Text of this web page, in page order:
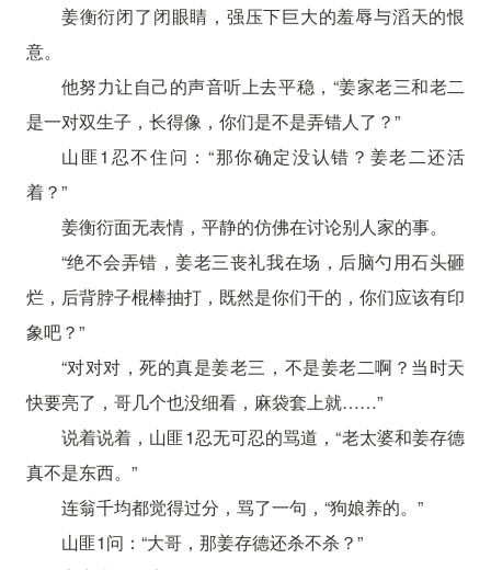
姜衡衍闭了闭眼睛，强压下巨大的羞辱与滔天的恨
意。
他努力让自己的声音听上去平稳，“姜家老三和老二
是一对双生子，长得像，你们是不是弄错人了？”
山匪1忍不住问：“那你确定没认错？姜老二还活
着？”
姜衡衍面无表情，平静的仿佛在讨论别人家的事。
“绝不会弄错，姜老三丧礼我在场，后脑勺用石头砸
烂，后背脖子棍棒抽打，既然是你们干的，你们应该有印
象吧？”
“对对对，死的真是姜老三，不是姜老二啊？当时天
快要亮了，哥几个也没细看，麻袋套上就……”
说着说着，山匪1忍无可忍的骂道，“老太婆和姜存德
真不是东西。”
连翁千均都觉得过分，骂了一句，“狗娘养的。”
山匪1问：“大哥，那姜存德还杀不杀？”